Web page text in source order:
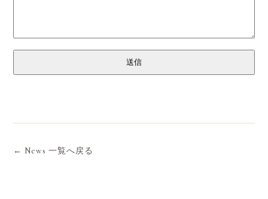
送信
← News 一覧へ戻る